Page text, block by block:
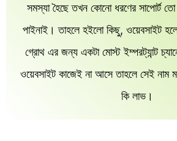
সমস্যা হৈছে তখন কোনো ধরণের সাপোর্ট
পাইনাই। তাহলে হইলো কিছু, ওয়েবসাইট
গ্রোথ এর জন্য একটা মোস্ট ইম্পরট্যান্ট
ওয়েবসাইট কাজেই না আসে তাহলে সেই নাম
কি লাভ।